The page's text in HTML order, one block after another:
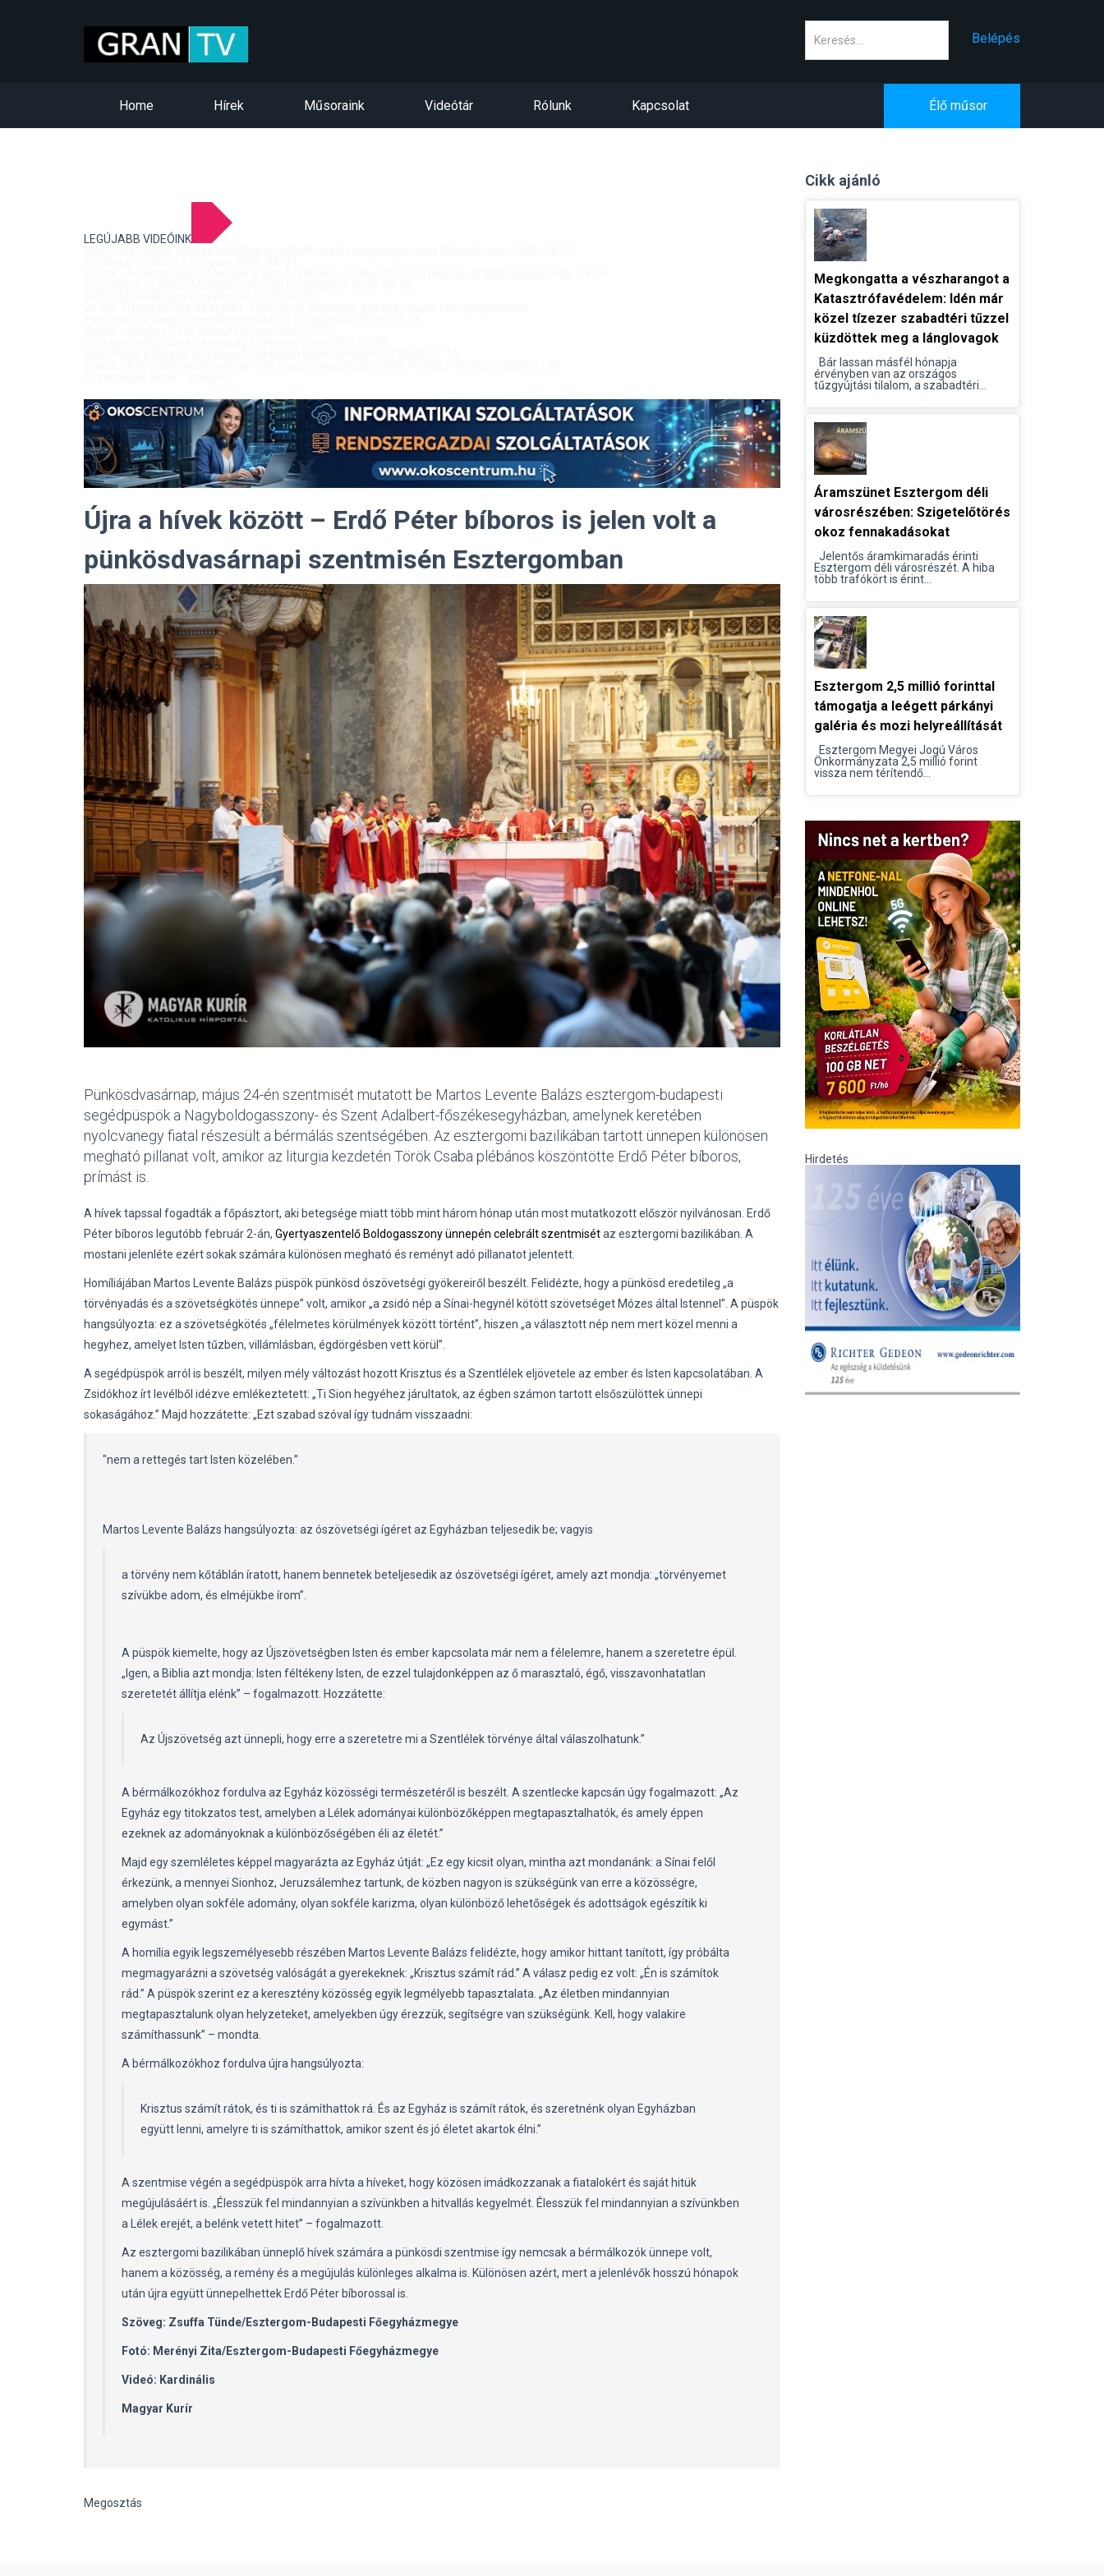
Belépés
Home Hírek Műsoraink Videótár Rólunk Kapcsolat Élő műsor
LEGÚJABB VIDEÓINK
Újra a hívek között – Erdő Péter bíboros is jelen volt a
pünkösdvasárnapi szentmisén Esztergomban
Pünkösdvasárnap, május 24-én szentmisét mutatott be Martos Levente Balázs esztergom-budapesti
segédpüspök a Nagyboldogasszony- és Szent Adalbert-főszékesegyházban, amelynek keretében
nyolcvanegy fiatal részesült a bérmálás szentségében. Az esztergomi bazilikában tartott ünnepen különösen
megható pillanat volt, amikor az liturgia kezdetén Török Csaba plébános köszöntötte Erdő Péter bíboros,
prímást is.
A hívek tapssal fogadták a főpásztort, aki betegsége miatt több mint három hónap után most mutatkozott először nyilvánosan. Erdő
Péter bíboros legutóbb február 2-án, Gyertyaszentelő Boldogasszony ünnepén celebrált szentmisétaz esztergomi bazilikában. A
mostani jelenléte ezért sokak számára különösen megható és reményt adó pillanatot jelentett.
Homíliájában Martos Levente Balázs püspök pünkösd ószövetségi gyökereiről beszélt. Felidézte, hogy a pünkösd eredetileg „a
törvényadás és a szövetségkötés ünnepe” volt, amikor „a zsidó nép a Sínai-hegynél kötött szövetséget Mózes által Istennel”. A püspök
hangsúlyozta: ez a szövetségkötés „félelmetes körülmények között történt”, hiszen „a választott nép nem mert közel menni a
hegyhez, amelyet Isten tűzben, villámlásban, égdörgésben vett körül”.
A segédpüspök arról is beszélt, milyen mély változást hozott Krisztus és a Szentlélek eljövetele az ember és Isten kapcsolatában. A
Zsidókhoz írt levélből idézve emlékeztetett: „Ti Sion hegyéhez járultatok, az égben számon tartott elsőszülöttek ünnepi
sokaságához.” Majd hozzátette: „Ezt szabad szóval így tudnám visszaadni:
"nem a rettegés tart Isten közelében.”
Martos Levente Balázs hangsúlyozta: az ószövetségi ígéret az Egyházban teljesedik be; vagyis
a törvény nem kőtáblán íratott, hanem bennetek beteljesedik az ószövetségi ígéret, amely azt mondja: „törvényemet
szívükbe adom, és elméjükbe írom”.
A püspök kiemelte, hogy az Újszövetségben Isten és ember kapcsolata már nem a félelemre, hanem a szeretetre épül.
„Igen, a Biblia azt mondja: Isten féltékeny Isten, de ezzel tulajdonképpen az ő marasztaló, égő, visszavonhatatlan
szeretetét állítja elénk” – fogalmazott. Hozzátette:
Az Újszövetség azt ünnepli, hogy erre a szeretetre mi a Szentlélek törvénye által válaszolhatunk.”
A bérmálkozókhoz fordulva az Egyház közösségi természetéről is beszélt. A szentlecke kapcsán úgy fogalmazott: „Az
Egyház egy titokzatos test, amelyben a Lélek adományai különbözőképpen megtapasztalhatók, és amely éppen
ezeknek az adományoknak a különbözőségében éli az életét.”
Majd egy szemléletes képpel magyarázta az Egyház útját: „Ez egy kicsit olyan, mintha azt mondanánk: a Sínai felől
érkezünk, a mennyei Sionhoz, Jeruzsálemhez tartunk, de közben nagyon is szükségünk van erre a közösségre,
amelyben olyan sokféle adomány, olyan sokféle karizma, olyan különböző lehetőségek és adottságok egészítik ki
egymást.”
A homília egyik legszemélyesebb részében Martos Levente Balázs felidézte, hogy amikor hittant tanított, így próbálta
megmagyarázni a szövetség valóságát a gyerekeknek: „Krisztus számít rád.” A válasz pedig ez volt: „Én is számítok
rád.” A püspök szerint ez a keresztény közösség egyik legmélyebb tapasztalata. „Az életben mindannyian
megtapasztalunk olyan helyzeteket, amelyekben úgy érezzük, segítségre van szükségünk. Kell, hogy valakire
számíthassunk” – mondta.
A bérmálkozókhoz fordulva újra hangsúlyozta:
Krisztus számít rátok, és ti is számíthattok rá. És az Egyház is számít rátok, és szeretnénk olyan Egyházban
együtt lenni, amelyre ti is számíthattok, amikor szent és jó életet akartok élni.”
A szentmise végén a segédpüspök arra hívta a híveket, hogy közösen imádkozzanak a fiatalokért és saját hitük
megújulásáért is. „Élesszük fel mindannyian a szívünkben a hitvallás kegyelmét. Élesszük fel mindannyian a szívünkben
a Lélek erejét, a belénk vetett hitet” – fogalmazott.
Az esztergomi bazilikában ünneplő hívek számára a pünkösdi szentmise így nemcsak a bérmálkozók ünnepe volt,
hanem a közösség, a remény és a megújulás különleges alkalma is. Különösen azért, mert a jelenlévők hosszú hónapok
után újra együtt ünnepelhettek Erdő Péter bíborossal is.
Szöveg: Zsuffa Tünde/Esztergom-Budapesti Főegyházmegye
Fotó: Merényi Zita/Esztergom-Budapesti Főegyházmegye
Videó: Kardinális
Magyar Kurír
Megosztás
Cikk ajánló
Megkongatta a vészharangot a
Katasztrófavédelem: Idén már
közel tízezer szabadtéri tűzzel
küzdöttek meg a lánglovagok
Bár lassan másfél hónapja
érvényben van az országos
tűzgyújtási tilalom, a szabadtéri...
Áramszünet Esztergom déli
városrészében: Szigetelőtörés
okoz fennakadásokat
Jelentős áramkimaradás érinti
Esztergom déli városrészét. A hiba
több trafókört is érint...
Esztergom 2,5 millió forinttal
támogatja a leégett párkányi
galéria és mozi helyreállítását
Esztergom Megyei Jogú Város
Önkormányzata 2,5 millió forint
vissza nem térítendő...
Hirdetés